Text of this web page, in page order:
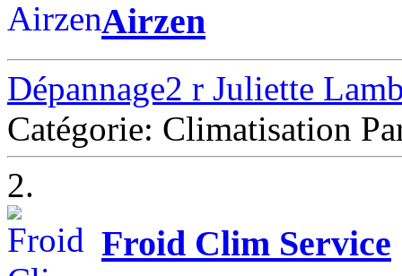
Airzen
Dépannage2 r Juliette
Catégorie: Climatisation
2.
Froid Clim Service